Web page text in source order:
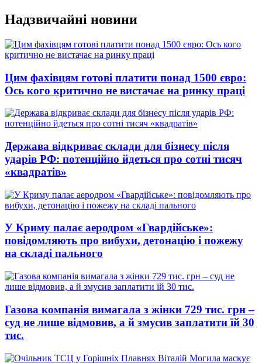
Перейти
до
вмісту
Надзвичайні новини
Цим фахівцям готові платити понад 1500 євро:
Ось кого критично не вистачає на ринку праці
Держава відкриває склади для бізнесу після
ударів РФ: потенційно йдеться про сотні тисяч
«квадратів»
У Криму палає аеродром «Гвардійське»:
повідомляють про вибухи, детонацію і пожежу
на складі пального
Газова компанія вимагала з жінки 729 тис. грн –
суд не лише відмовив, а й змусив заплатити їй 30
тис.